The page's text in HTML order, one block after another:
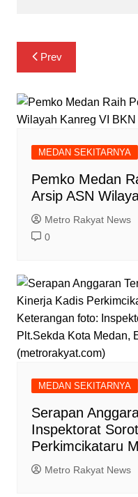
Navigasi
pos
Prev
MEDAN SEKITARNYA
Pemko Medan
Arsip ASN
Metro Rakyat News
0
Keterangan foto:
Plt.Sekda Kota Medan,
(metrorakyat.com)
MEDAN SEKITARNYA
Serapan
Inspektorat
Perkimcikataru
Metro Rakyat News